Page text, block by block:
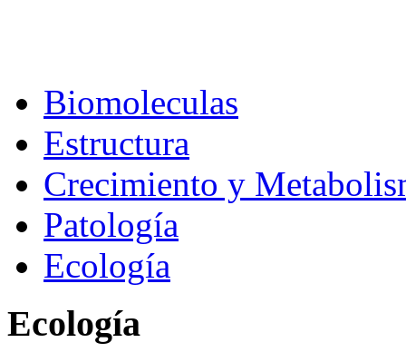
Biomoleculas
Estructura
Crecimiento y
Patología
Ecología
Ecología